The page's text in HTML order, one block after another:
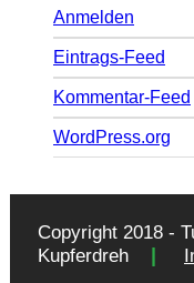
Anmelden
Eintrags-Feed
Kommentar-Feed
WordPress.org
Copyright 2018 -
Kupferdreh
|